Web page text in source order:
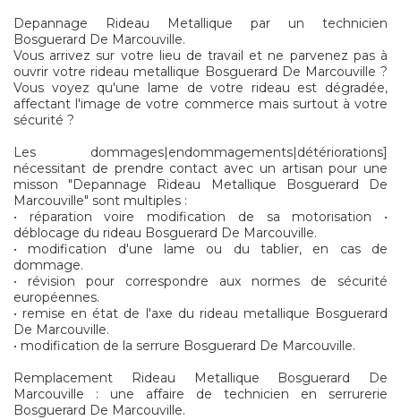
Depannage Rideau Metallique par un technicien
Bosguerard De Marcouville.
Vous arrivez sur votre lieu de travail et ne parvenez pas à
ouvrir votre rideau metallique Bosguerard De Marcouville ?
Vous voyez qu'une lame de votre rideau est dégradée,
affectant l'image de votre commerce mais surtout à votre
sécurité ?
Les dommages|endommagements|détériorations]
nécessitant de prendre contact avec un artisan pour une
misson "Depannage Rideau Metallique Bosguerard De
Marcouville" sont multiples :
• réparation voire modification de sa motorisation •
déblocage du rideau Bosguerard De Marcouville.
• modification d'une lame ou du tablier, en cas de
dommage.
• révision pour correspondre aux normes de sécurité
européennes.
• remise en état de l'axe du rideau metallique Bosguerard
De Marcouville.
• modification de la serrure Bosguerard De Marcouville.
Remplacement Rideau Metallique Bosguerard De
Marcouville : une affaire de technicien en serrurerie
Bosguerard De Marcouville.